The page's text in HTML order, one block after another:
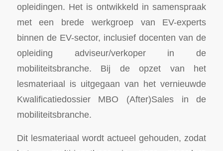
opleidingen. Het is ontwikkeld in samenspraak
met een brede werkgroep van EV-experts
binnen de EV-sector, inclusief docenten van de
opleiding adviseur/verkoper in de
mobiliteitsbranche. Bij de opzet van het
lesmateriaal is uitgegaan van het vernieuwde
Kwalificatiedossier MBO (After)Sales in de
mobiliteitsbranche.
Dit lesmateriaal wordt actueel gehouden, zodat